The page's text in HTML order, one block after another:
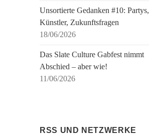
Unsortierte Gedanken #10: Partys,
Künstler, Zukunftsfragen
18/06/2026
Das Slate Culture Gabfest nimmt
Abschied – aber wie!
11/06/2026
RSS UND NETZWERKE